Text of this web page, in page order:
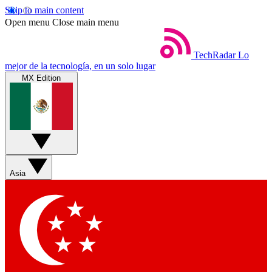
Skip to main content
Open menu Close main menu
TechRadar Lo
mejor de la tecnología, en un solo lugar
MX Edition
Asia